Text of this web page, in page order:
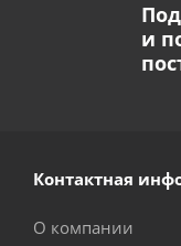
и
Контактная
О компании